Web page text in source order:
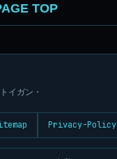
TOP
イガン・
Privacy-Policy